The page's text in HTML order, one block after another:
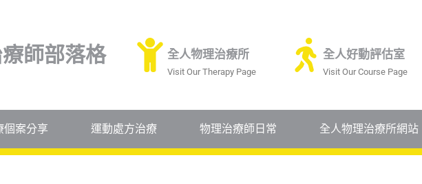
師部落格 全人物理治療所
Visit Our Therapy Page
全人好動評估室
Visit Our Course Page
個案分享 運動處方治療 物理治療師日常 全人物理治療所網站